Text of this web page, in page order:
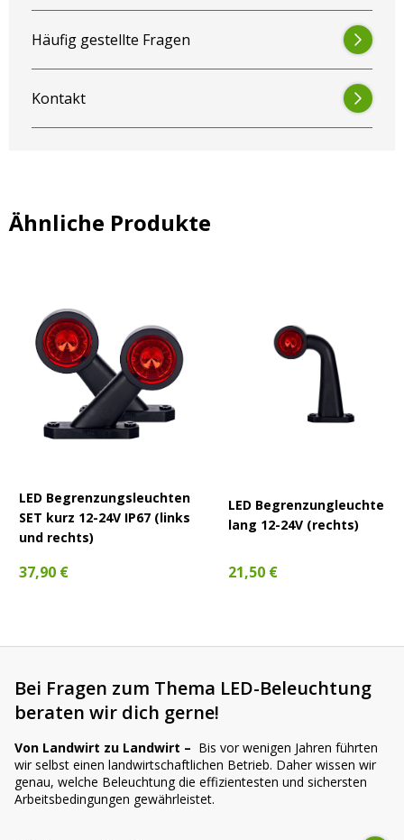
Häufig gestellte Fragen
Kontakt
Ähnliche Produkte
LED Begrenzungsleuchten
SET kurz 12-24V IP67 (links
und rechts)
37,90 €
LED Begrenzungleuchte
lang 12-24V (rechts)
21,50 €
Bei Fragen zum Thema LED-Beleuchtung
beraten wir dich gerne!
Von Landwirt zu Landwirt – Bis vor wenigen Jahren führten
wir selbst einen landwirtschaftlichen Betrieb. Daher wissen wir
genau, welche Beleuchtung die effizientesten und sichersten
Arbeitsbedingungen gewährleistet.